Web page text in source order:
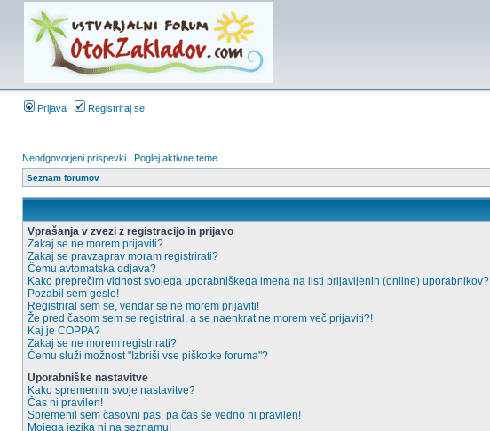
Prijava Registriraj se!
Neodgovorjeni prispevki | Poglej aktivne teme
Seznam forumov
Vprašanja v zvezi z registracijo in prijavo
Zakaj se ne morem prijaviti?
Zakaj se pravzaprav moram registrirati?
Čemu avtomatska odjava?
Kako preprečim vidnost svojega uporabniškega imena na listi prijavljenih (online) uporabnikov?
Pozabil sem geslo!
Registriral sem se, vendar se ne morem prijaviti!
Že pred časom sem se registriral, a se naenkrat ne morem več prijaviti?!
Kaj je COPPA?
Zakaj se ne morem registrirati?
Čemu služi možnost "Izbriši vse piškotke foruma"?
Uporabniške nastavitve
Kako spremenim svoje nastavitve?
Čas ni pravilen!
Spremenil sem časovni pas, pa čas še vedno ni pravilen!
Mojega jezika ni na seznamu!